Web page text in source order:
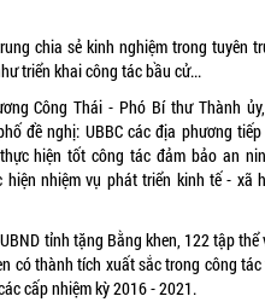
chia sẻ kinh nghiệm trong tuyên
triển khai công tác bầu cử...
Công Thái - Phó Bí thư Thành
đề nghị: UBBC các địa phương
hiện tốt công tác đảm bảo an
nhiệm vụ phát triển kinh tế - xã
tỉnh tặng Bằng khen, 122 tập thể
có thành tích xuất sắc trong công
cấp nhiệm kỳ 2016 - 2021.